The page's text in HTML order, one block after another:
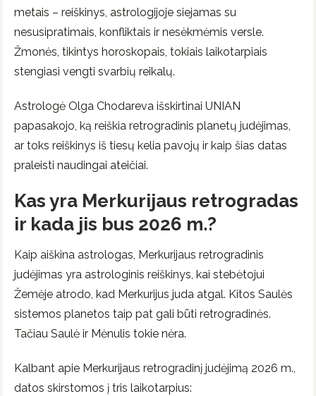
metais – reiškinys, astrologijoje siejamas su
nesusipratimais, konfliktais ir nesėkmėmis versle.
Žmonės, tikintys horoskopais, tokiais laikotarpiais
stengiasi vengti svarbių reikalų.
Astrologė Olga Chodareva išskirtinai UNIAN
papasakojo, ką reiškia retrogradinis planetų judėjimas,
ar toks reiškinys iš tiesų kelia pavojų ir kaip šias datas
praleisti naudingai ateičiai.
Kas yra Merkurijaus retrogradas
ir kada jis bus 2026 m.?
Kaip aiškina astrologas, Merkurijaus retrogradinis
judėjimas yra astrologinis reiškinys, kai stebėtojui
Žemėje atrodo, kad Merkurijus juda atgal. Kitos Saulės
sistemos planetos taip pat gali būti retrogradinės.
Tačiau Saulė ir Mėnulis tokie nėra.
Kalbant apie Merkurijaus retrogradinį judėjimą 2026 m.,
datos skirstomos į tris laikotarpius: